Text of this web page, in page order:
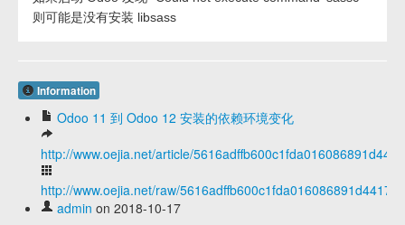
则可能是没有安装 libsass
Information
Odoo 11 到 Odoo 12 安装的依赖环境变化
http://www.oejia.net/article/
http://www.oejia.net/raw/5616adffb600c1fda016086891d44170
admin on 2018-10-17